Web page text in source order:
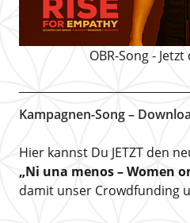
OBR-Song -
Kampagnen-Song –
Hier kannst Du JETZT den
„Ni una menos – Women
damit unser Crowdfunding